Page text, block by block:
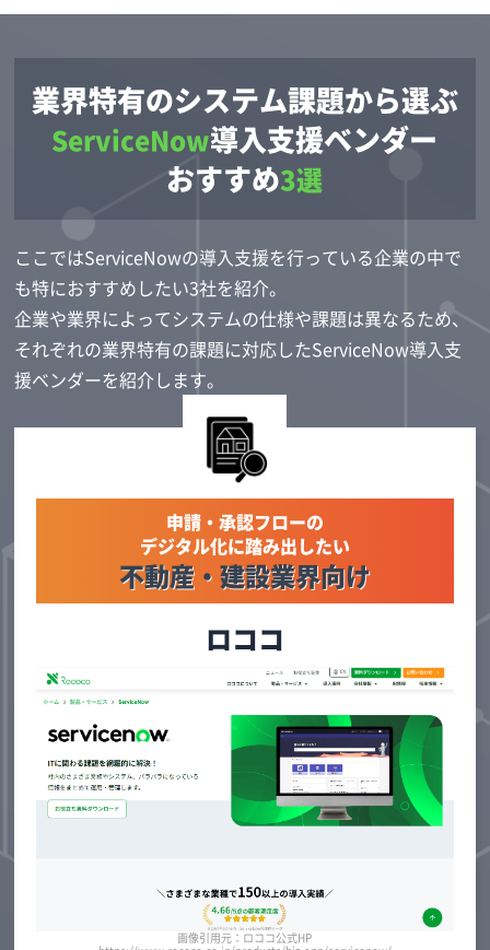
業界特有のシステム課題から選ぶ
ServiceNow導入支援ベンダー
おすすめ3選
ここではServiceNowの導入支援を行っている企業の中で
も特におすすめしたい3社を紹介。
企業や業界によってシステムの仕様や課題は異なるため、
それぞれの業界特有の課題に対応したServiceNow導入支
援ベンダーを紹介します。
申請・承認フローの
デジタル化に踏み出したい
不動産・建設業界向け
ロココ
画像引用元：ロココ公式HP